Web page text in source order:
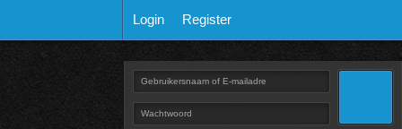
Login Register